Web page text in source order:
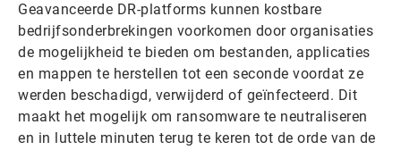
Geavanceerde DR-platforms kunnen kostbare
bedrijfsonderbrekingen voorkomen door organisaties
de mogelijkheid te bieden om bestanden, applicaties
en mappen te herstellen tot een seconde voordat ze
werden beschadigd, verwijderd of geïnfecteerd. Dit
maakt het mogelijk om ransomware te neutraliseren
en in luttele minuten terug te keren tot de orde van de